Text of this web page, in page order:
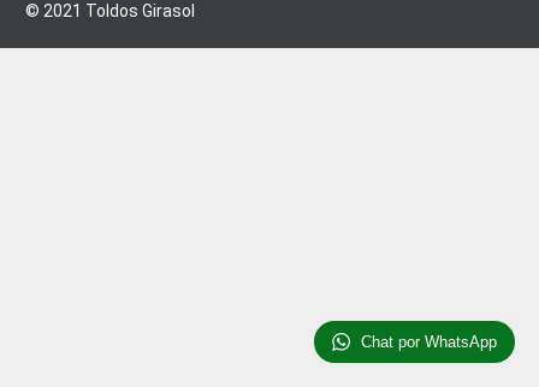
© 2021 Toldos Girasol
Chat por WhatsApp